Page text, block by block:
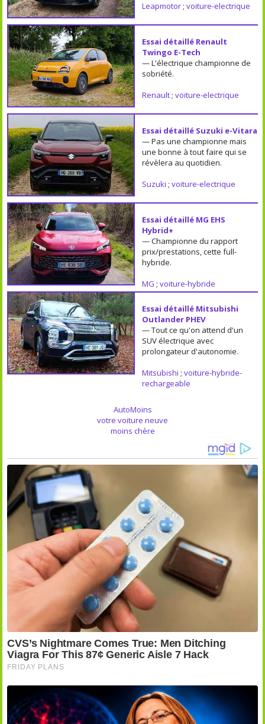
Leapmotor; voiture-electrique
Essai détaillé Renault
Twingo E-Tech
— L'électrique championne de
sobriété.
Renault; voiture-electrique
Essai détaillé Suzuki e-Vitara
— Pas une championne mais
une bonne à tout faire qui se
révèlera au quotidien.
Suzuki ; voiture-electrique
Essai détaillé MG EHS
Hybrid+
— Championne du rapport
prix/prestations, cette full-
hybride.
MG ; voiture-hybride
Essai détaillé Mitsubishi
Outlander PHEV
— Tout ce qu'on attend d'un
SUV électrique avec
prolongateur d'autonomie.
Mitsubishi ; voiture-hybride-
rechargeable
AutoMoins
votre voiture neuve
moins chère